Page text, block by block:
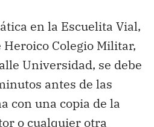
en la Escuelita Vial,
Heroico Colegio Militar,
Universidad, se debe
antes de las
con una copia de la
o cualquier otra